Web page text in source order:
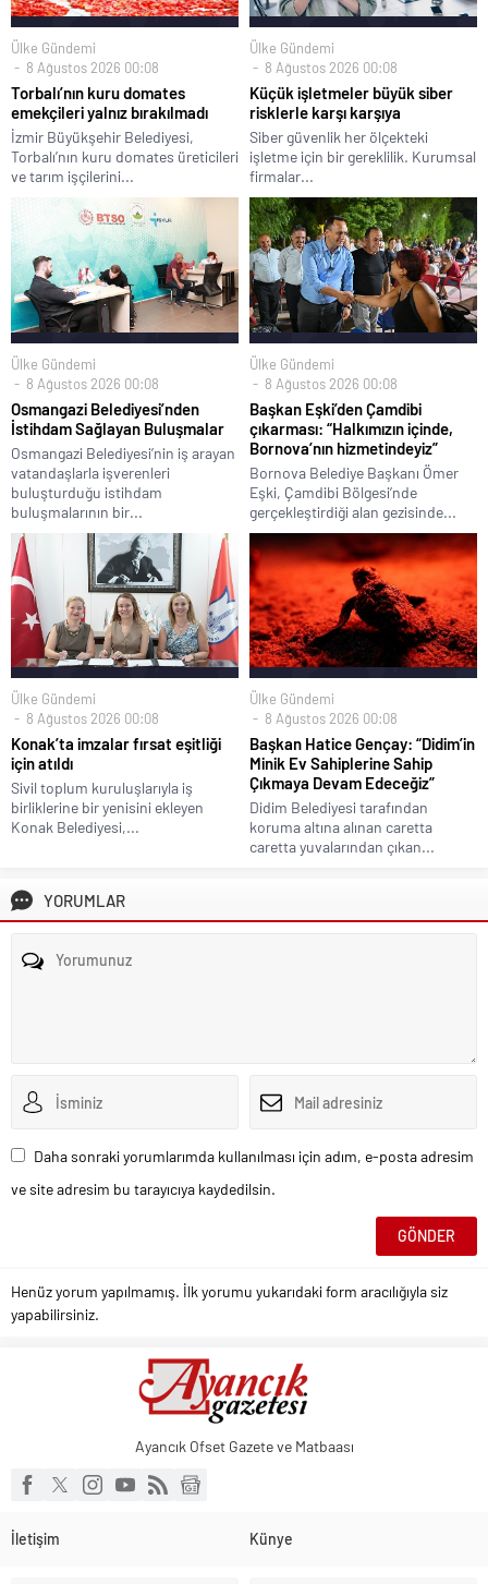
Ülke Gündemi
8 Ağustos 2026 00:08
Torbalı’nın kuru domates
emekçileri yalnız bırakılmadı
İzmir Büyükşehir Belediyesi,
Torbalı’nın kuru domates üreticileri
ve tarım işçilerini...
Ülke Gündemi
8 Ağustos 2026 00:08
Küçük işletmeler büyük siber
risklerle karşı karşıya
Siber güvenlik her ölçekteki
işletme için bir gereklilik. Kurumsal
firmalar...
Ülke Gündemi
8 Ağustos 2026 00:08
Osmangazi Belediyesi’nden
İstihdam Sağlayan Buluşmalar
Osmangazi Belediyesi’nin iş arayan
vatandaşlarla işverenleri
buluşturduğu istihdam
buluşmalarının bir...
Ülke Gündemi
8 Ağustos 2026 00:08
Başkan Eşki’den Çamdibi
çıkarması: “Halkımızın içinde,
Bornova’nın hizmetindeyiz”
Bornova Belediye Başkanı Ömer
Eşki, Çamdibi Bölgesi’nde
gerçekleştirdiği alan gezisinde...
Ülke Gündemi
8 Ağustos 2026 00:08
Konak’ta imzalar fırsat eşitliği
için atıldı
Sivil toplum kuruluşlarıyla iş
birliklerine bir yenisini ekleyen
Konak Belediyesi,...
Ülke Gündemi
8 Ağustos 2026 00:08
Başkan Hatice Gençay: “Didim’in
Minik Ev Sahiplerine Sahip
Çıkmaya Devam Edeceğiz”
Didim Belediyesi tarafından
koruma altına alınan caretta
caretta yuvalarından çıkan...
YORUMLAR
Daha sonraki yorumlarımda kullanılması için adım, e-posta adresim
ve site adresim bu tarayıcıya kaydedilsin.
Henüz yorum yapılmamış. İlk yorumu yukarıdaki form aracılığıyla siz
yapabilirsiniz.
Ayancık Ofset Gazete ve Matbaası
İletişim Künye